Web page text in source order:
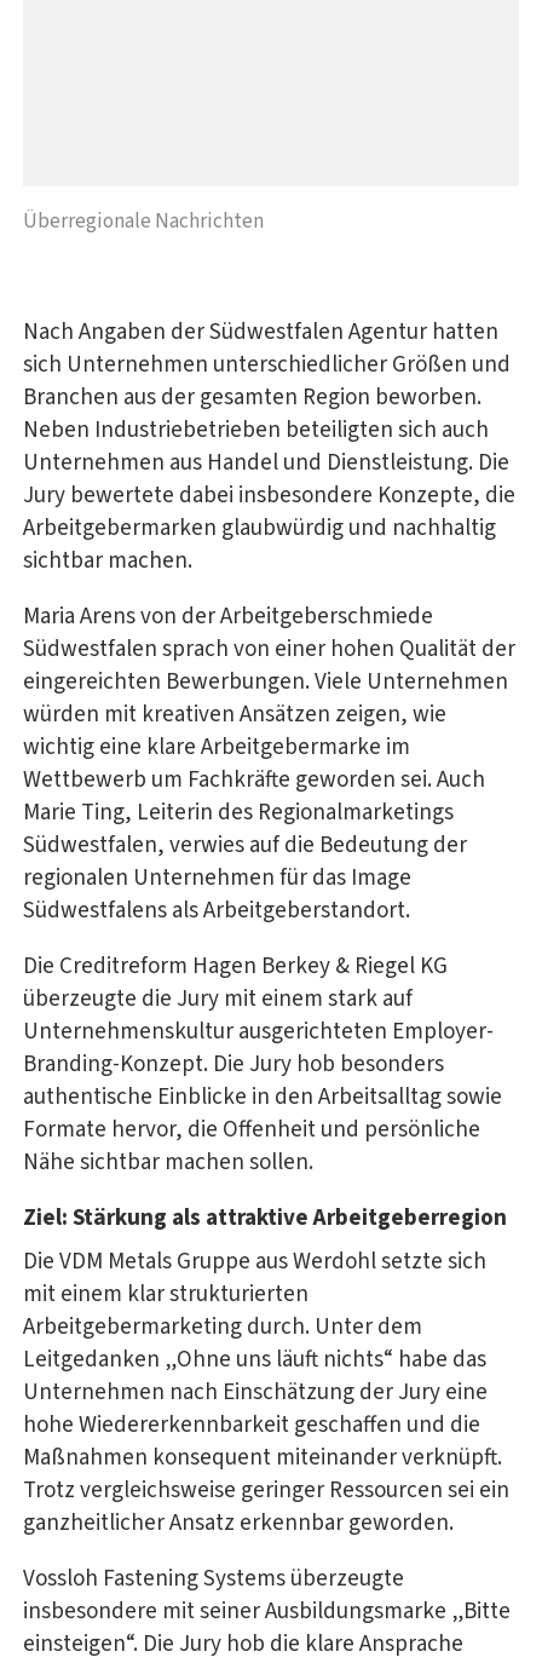
Überregionale Nachrichten
Nach Angaben der Südwestfalen Agentur hatten
sich Unternehmen unterschiedlicher Größen und
Branchen aus der gesamten Region beworben.
Neben Industriebetrieben beteiligten sich auch
Unternehmen aus Handel und Dienstleistung. Die
Jury bewertete dabei insbesondere Konzepte, die
Arbeitgebermarken glaubwürdig und nachhaltig
sichtbar machen.
Maria Arens von der Arbeitgeberschmiede
Südwestfalen sprach von einer hohen Qualität der
eingereichten Bewerbungen. Viele Unternehmen
würden mit kreativen Ansätzen zeigen, wie
wichtig eine klare Arbeitgebermarke im
Wettbewerb um Fachkräfte geworden sei. Auch
Marie Ting, Leiterin des Regionalmarketings
Südwestfalen, verwies auf die Bedeutung der
regionalen Unternehmen für das Image
Südwestfalens als Arbeitgeberstandort.
Die Creditreform Hagen Berkey & Riegel KG
überzeugte die Jury mit einem stark auf
Unternehmenskultur ausgerichteten Employer-
Branding-Konzept. Die Jury hob besonders
authentische Einblicke in den Arbeitsalltag sowie
Formate hervor, die Offenheit und persönliche
Nähe sichtbar machen sollen.
Ziel: Stärkung als attraktive Arbeitgeberregion
Die VDM Metals Gruppe aus Werdohl setzte sich
mit einem klar strukturierten
Arbeitgebermarketing durch. Unter dem
Leitgedanken „Ohne uns läuft nichts“ habe das
Unternehmen nach Einschätzung der Jury eine
hohe Wiedererkennbarkeit geschaffen und die
Maßnahmen konsequent miteinander verknüpft.
Trotz vergleichsweise geringer Ressourcen sei ein
ganzheitlicher Ansatz erkennbar geworden.
Vossloh Fastening Systems überzeugte
insbesondere mit seiner Ausbildungsmarke „Bitte
einsteigen“. Die Jury hob die klare Ansprache